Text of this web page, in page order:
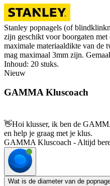
Stanley popnagels (of
zijn geschikt voor boorgaten
maximale materiaaldikte van de
mag maximaal 3mm zijn.
Inhoud: 20 stuks.
Nieuw
GAMMA Kluscoach
👋Hoi klusser, ik ben de
en help je graag met je klus.
GAMMA Kluscoach - Altijd
Wat is de diameter van de